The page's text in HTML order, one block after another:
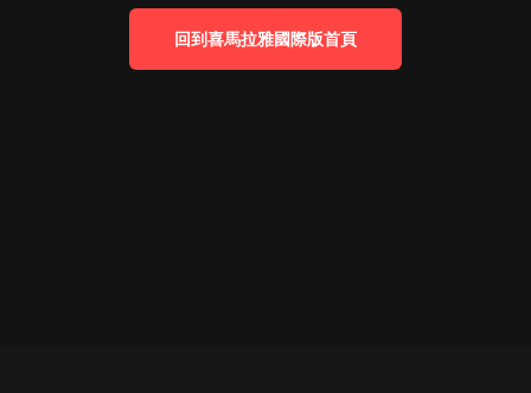
回到喜馬拉雅國際版首頁